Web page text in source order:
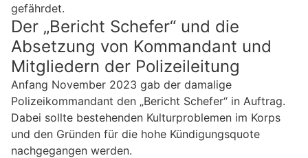
gefährdet.
Der „Bericht Schefer“ und die
Absetzung von Kommandant und
Mitgliedern der Polizeileitung
Anfang November 2023 gab der damalige
Polizeikommandant den „Bericht Schefer“ in Auftrag.
Dabei sollte bestehenden Kulturproblemen im Korps
und den Gründen für die hohe Kündigungsquote
nachgegangen werden.